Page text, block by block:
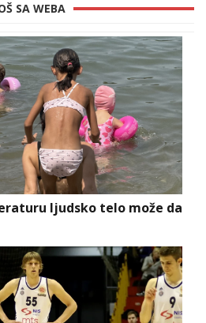
SA WEBA
ljudsko telo može da